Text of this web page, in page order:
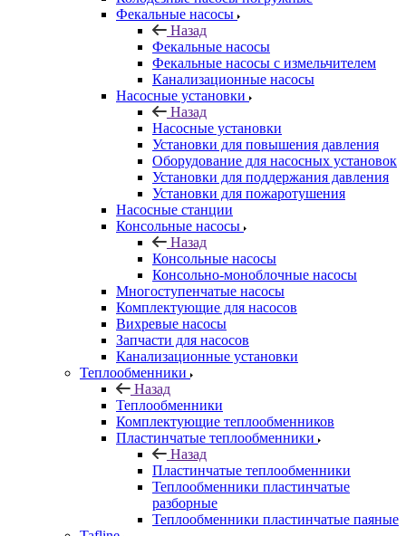
Фекальные насосы
Назад
Фекальные насосы
Фекальные насосы с измельчителем
Канализационные насосы
Насосные установки
Назад
Насосные установки
Установки для повышения давления
Оборудование для насосных установок
Установки для поддержания давления
Установки для пожаротушения
Насосные станции
Консольные насосы
Назад
Консольные насосы
Консольно-моноблочные насосы
Многоступенчатые насосы
Комплектующие для насосов
Вихревые насосы
Запчасти для насосов
Канализационные установки
Теплообменники
Назад
Теплообменники
Комплектующие теплообменников
Пластинчатые теплообменники
Назад
Пластинчатые теплообменники
Теплообменники пластинчатые
разборные
Теплообменники пластинчатые паяные